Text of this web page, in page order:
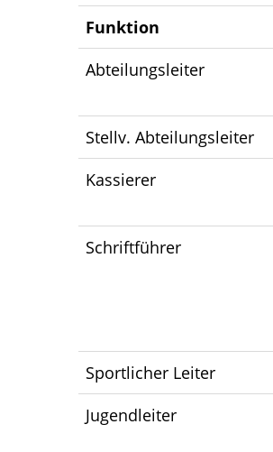
Funktion
Abteilungsleiter
Stellv. Abteilungsleiter
Kassierer
Schriftführer
Sportlicher Leiter
Jugendleiter